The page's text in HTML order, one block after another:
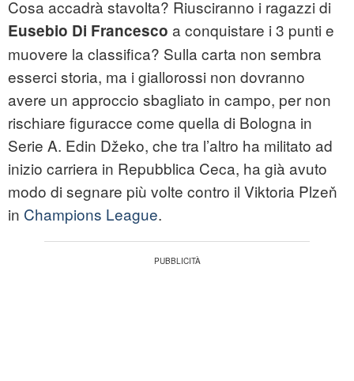
Cosa accadrà stavolta? Riusciranno i ragazzi di
Eusebio Di Francesco a conquistare i 3 punti e
muovere la classifica? Sulla carta non sembra
esserci storia, ma i giallorossi non dovranno
avere un approccio sbagliato in campo, per non
rischiare figuracce come quella di Bologna in
Serie A. Edin Džeko, che tra l’altro ha militato ad
inizio carriera in Repubblica Ceca, ha già avuto
modo di segnare più volte contro il Viktoria Plzeň
in Champions League.